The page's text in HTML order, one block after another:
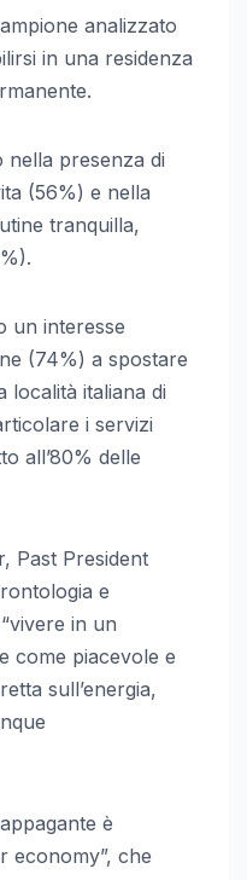
analizzato
in una residenza
nella presenza di
(56%) e nella
tranquilla,
un interesse
(74%) a spostare
località italiana di
i servizi
all’80% delle
Past President
e
in un
come piacevole e
sull’energia,
è
economy”, che